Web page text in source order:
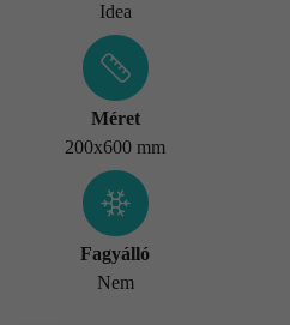
Idea
Méret
200x600 mm
Fagyálló
Nem